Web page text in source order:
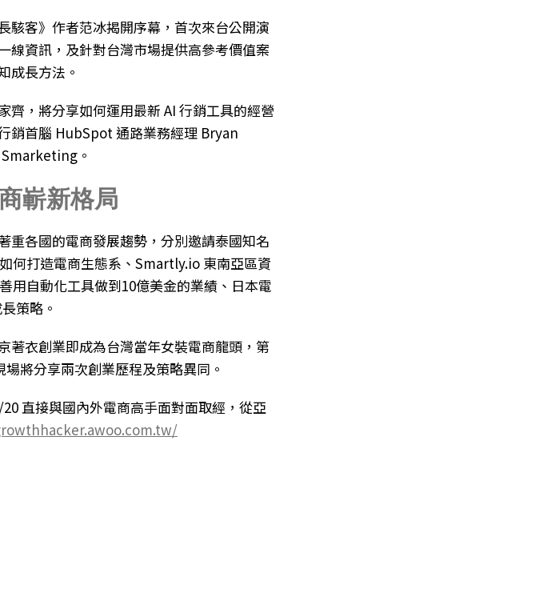
駭客》作者范冰揭開序幕，首次來台公開演
線資訊，及針對台灣市場提供高參考價值案
成長方法。
齊，將分享如何運用最新 AI 行銷工具的經營
銷首腦 HubSpot 通路業務經理 Bryan
。
嶄新格局
重各國的電商發展趨勢，分別邀請泰國知名
何打造電商生態系、Smartly.io 東南亞區資
自動化工具做到10億美金的業績、日本電
策略。
著衣創業即成為台灣當年女裝電商龍頭，第
將分享兩次創業歷程及策略異同。
直接與國內外電商高手面對面取經，從亞